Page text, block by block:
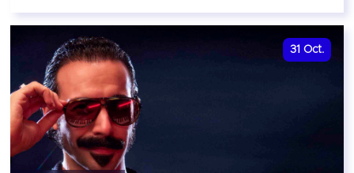
31 Oct.